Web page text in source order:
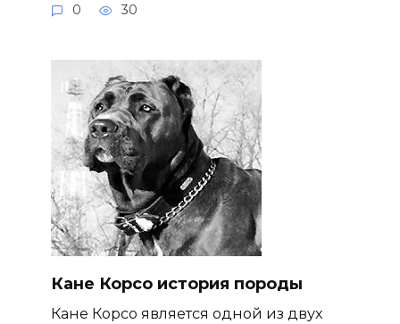
0 30
Кане Корсо история породы
Кане Корсо является одной из двух